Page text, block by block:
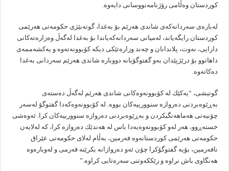
كوردستان وه‌ڵامی رۆژنامه‌نووسانی دایه‌وه‌.
له‌باره‌ی سه‌ردانه‌كه‌ی شاندی هه‌رێم بۆ به‌غدا، گوته‌بێژی حكومه‌تی هه‌رێمی
كوردستان رایگه‌یاند، له‌میانی سه‌ردانه‌كه‌یاندا بۆ به‌غدا له‌گه‌ڵ وه‌زاره‌ته‌كانی
دارایی، نه‌وت، پلاندانان و چه‌ند وزاره‌تێكی دیكه‌ كۆبوونه‌ته‌وه‌ و یه‌كشه‌ممه‌ی
داهاتوو بۆ درێژپێدان به‌و گفتوگۆیانه‌ دووباره‌ شاندی هه‌رێم سه‌ردانی به‌غدا
ده‌كاته‌وه‌.
گوتیشی، “یه‌كێك له‌ كۆبوونه‌وه‌كانی شاندی هه‌رێم له‌گه‌ڵ ده‌سته‌ی
به‌ڕێوه‌بردنی ده‌روازه‌ سنوورییه‌كان بووه‌. له‌ كۆبوونه‌وه‌كه‌دا گفتوگۆ له‌سه‌ر
چۆنیه‌تی هه‌ماهه‌نگیكردن و به‌ڕێوه‌بردنی ده‌روازه‌ سنوورییه‌كان كرا. ئه‌وه‌شی
خسته‌ڕوو، هه‌ر له‌و كۆبوونه‌وه‌یه‌دا باس له‌ هه‌ندێك ده‌روازه‌ كرا، كه‌ له‌لایه‌ن
حكومه‌تی هه‌رێمی كوردستانه‌وه‌ فه‌رمین، به‌ڵام له‌لای حكومه‌تی عێراق
نافه‌رمین، بۆیه‌ گفتوگۆكرا چۆن ئه‌و ده‌روازانه‌ بكرێنه‌ فه‌رمی و له‌وباره‌وه‌
هه‌نگاوی باش نراوه‌ و رێككه‌وتنی سه‌ره‌تایی كراوه‌.”